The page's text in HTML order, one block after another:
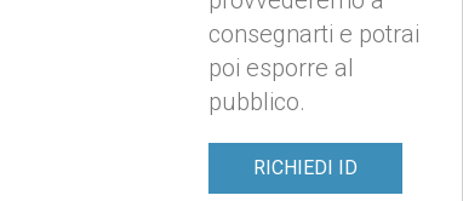
consegnarti e potrai
poi esporre al
pubblico.
RICHIEDI ID